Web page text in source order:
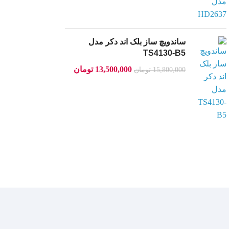
ساندویچ ساز بلک اند دکر مدل
TS4130-B5
15,800,000 تومان 13,500,000 تومان